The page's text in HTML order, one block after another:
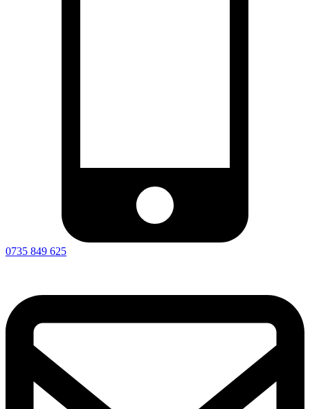
0735 849 625